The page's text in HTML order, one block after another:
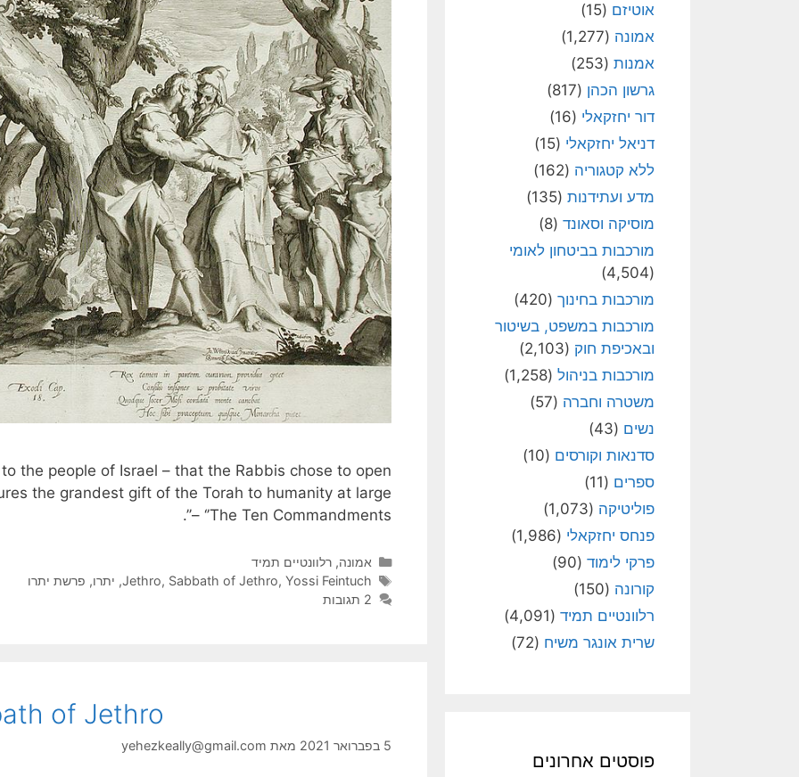
the people of Israel – that the Rabbis chose to open
the grandest gift of the Torah to humanity at large
– ‘’The Ten Commandments’’.
קטגוריות
אמונה, רלוונטיים תמיד
תגיות
Jethro, Sabbath of Jethro,Yossi Feintuch
, יתרו, פרשת יתרו
2 תגובות
of Jethro
5 בפברואר 2021 מאת yehezkeally@gmail.com
אוטיזם (15)
אמונה (1,277)
אמנות (253)
גרשון הכהן (817)
דור יחזקאלי (16)
דניאל יחזקאלי (15)
ללא קטגוריה (162)
מדע ועתידנות (135)
מוסיקה וסאונד (8)
מורכבות בביטחון לאומי
(4,504)
מורכבות בחינוך (420)
מורכבות במשפט, בשיטור
ובאכיפת חוק (2,103)
מורכבות בניהול (1,258)
משטרה וחברה (57)
נשים (43)
סדנאות וקורסים (10)
ספרים (11)
פוליטיקה (1,073)
פנחס יחזקאלי (1,986)
פרקי לימוד (90)
קורונה (150)
רלוונטיים תמיד (4,091)
שרית אונגר משיח (72)
פוסטים אחרונים